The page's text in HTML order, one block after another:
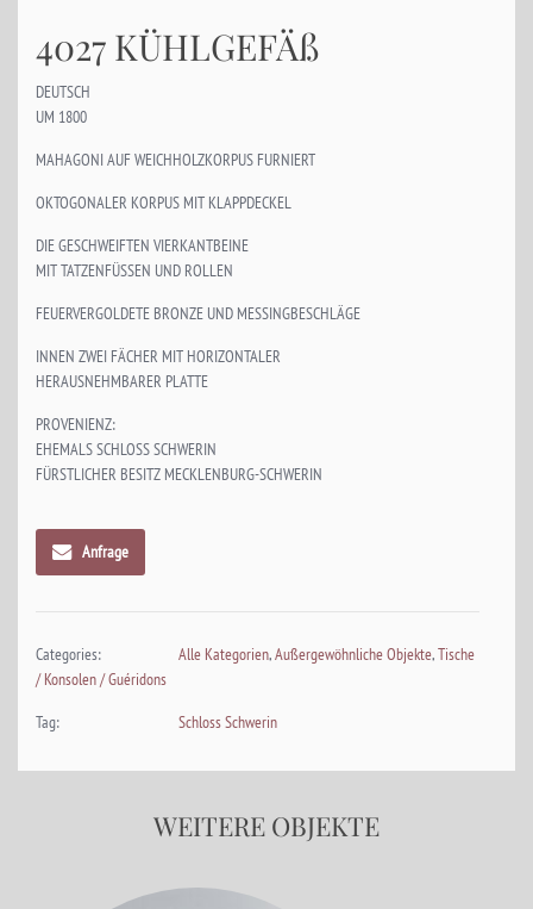
4027 KÜHLGEFÄß
DEUTSCH
UM 1800
MAHAGONI AUF WEICHHOLZKORPUS FURNIERT
OKTOGONALER KORPUS MIT KLAPPDECKEL
DIE GESCHWEIFTEN VIERKANTBEINE
MIT TATZENFÜSSEN UND ROLLEN
FEUERVERGOLDETE BRONZE UND MESSINGBESCHLÄGE
INNEN ZWEI FÄCHER MIT HORIZONTALER
HERAUSNEHMBARER PLATTE
PROVENIENZ:
EHEMALS SCHLOSS SCHWERIN
FÜRSTLICHER BESITZ MECKLENBURG-SCHWERIN
Anfrage
Categories: Alle Kategorien,Außergewöhnliche Objekte,Tische
/ Konsolen / Guéridons
Tag:
Schloss Schwerin
WEITERE OBJEKTE